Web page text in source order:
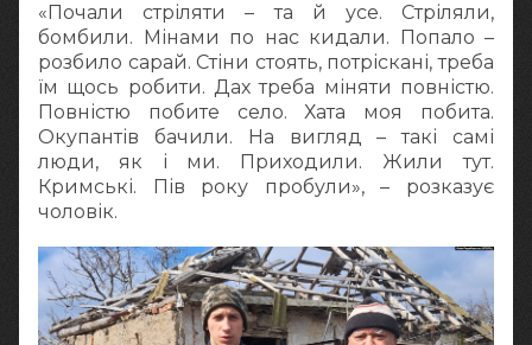
«Почали стріляти – та й усе. Стріляли,
бомбили. Мінами по нас кидали. Попало –
розбило сарай. Стіни стоять, потріскані, треба
їм щось робити. Дах треба міняти повністю.
Повністю побите село. Хата моя побита.
Окупантів бачили. На вигляд – такі самі
люди, як і ми. Приходили. Жили тут.
Кримські. Пів року пробули», – розказує
чоловік.